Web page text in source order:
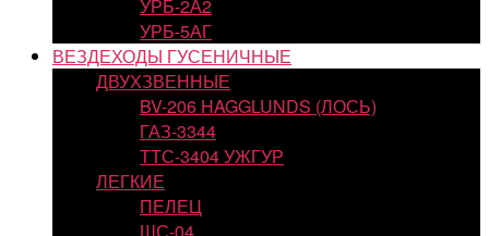
УРБ-2А2
УРБ-5АГ
ВЕЗДЕХОДЫ ГУСЕНИЧНЫЕ
ДВУХЗВЕННЫЕ
BV-206 HAGGLUNDS (ЛОСЬ)
ГАЗ-3344
ТТС-3404 УЖГУР
ЛЕГКИЕ
ПЕЛЕЦ